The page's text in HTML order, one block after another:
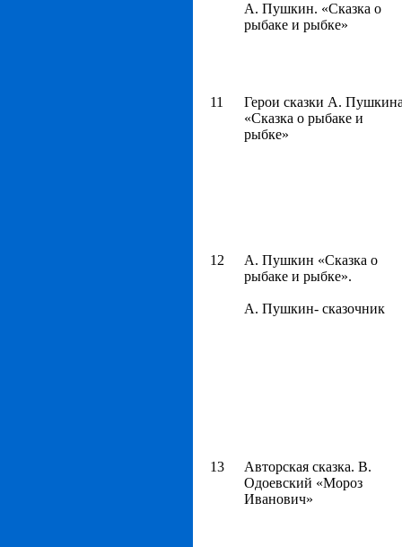
А. Пушкин. «Сказка о
рыбаке и рыбке»
11
Герои сказки А.
«Сказка о рыбаке и
рыбке»
12
А. Пушкин «Сказка о
рыбаке и рыбке».
А. Пушкин- сказочник
13
Авторская сказка. В.
Одоевский «Мороз
Иванович»